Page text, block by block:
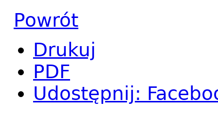
Powrót
Drukuj
PDF
Udostępnij: